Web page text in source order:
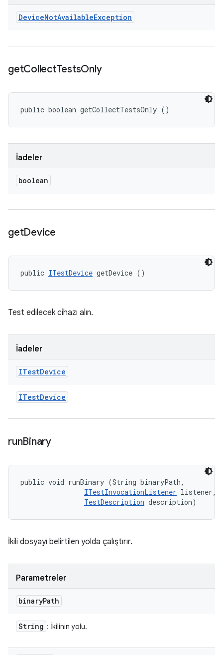
DeviceNotAvailableException
getCollectTestsOnly
public boolean getCollectTestsOnly ()
İadeler
boolean
getDevice
public ITestDevice getDevice ()
Test edilecek cihazı alın.
İadeler
ITestDevice
ITestDevice
runBinary
public void runBinary (String binaryPath,
ITestInvocationListener listener,
TestDescription description)
İkili dosyayı belirtilen yolda çalıştırır.
Parametreler
binaryPath
String : İkilinin yolu.